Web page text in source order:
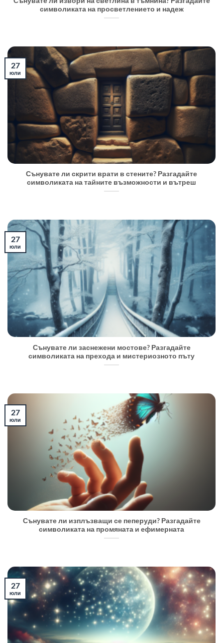
символиката на просветлението и надеж
Сънувате ли скрити врати в стените? Разгадайте
символиката на тайните възможности и вътреш
27
юли
Сънувате ли заснежени мостове? Разгадайте
символиката на прехода и мистериозното пъту
27
юли
Сънувате ли изплъзващи се пеперуди? Разгадайте
символиката на промяната и ефимерната
27
юли
27
юли